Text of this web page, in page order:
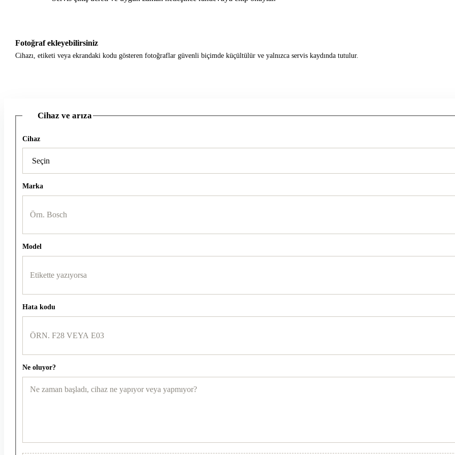
Fotoğraf ekleyebilirsiniz
Cihazı, etiketi veya ekrandaki kodu gösteren fotoğraflar güvenli biçimde küçültülür ve yalnızca servis kaydında tutulur.
Cihaz ve arıza
Cihaz
Marka
Model
Hata kodu
Ne oluyor?